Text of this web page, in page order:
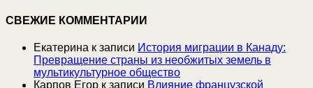
СВЕЖИЕ КОММЕНТАРИИ
Екатерина к записи История миграции в Канаду:
Превращение страны из необжитых земель в
мультикультурное общество
Карпов Егор к записи Влияние французской